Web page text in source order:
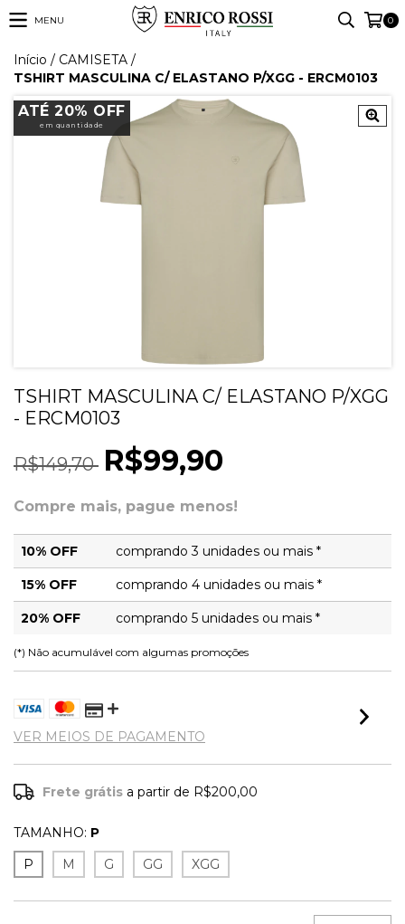
MENU 0
Início / CAMISETA /
TSHIRT MASCULINA C/ ELASTANO P/XGG - ERCM0103
ATÉ 20% OFF
em quantidade
TSHIRT MASCULINA C/ ELASTANO P/XGG
- ERCM0103
R$149,70 R$99,90
Compre mais, pague menos!
10% OFF comprando 3 unidades ou mais *
15% OFF comprando 4 unidades ou mais *
20% OFF comprando 5 unidades ou mais *
(*) Não acumulável com algumas promoções
VER MEIOS DE PAGAMENTO
Frete grátis a partir de R$200,00
TAMANHO: P
P
M G GG XGG